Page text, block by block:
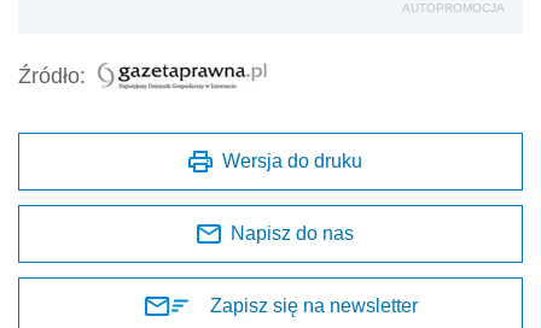
AUTOPROMOCJA
Źródło:
Wersja do druku
Napisz do nas
Zapisz się na newsletter